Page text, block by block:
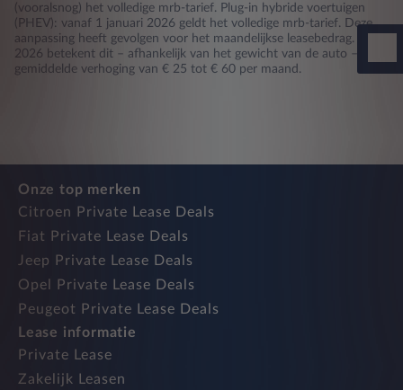
(vooralsnog) het volledige mrb-tarief. Plug-in hybride voertuigen
(PHEV): vanaf 1 januari 2026 geldt het volledige mrb-tarief. Deze
aanpassing heeft gevolgen voor het maandelijkse leasebedrag. Voor
2026 betekent dit – afhankelijk van het gewicht van de auto – een
gemiddelde verhoging van € 25 tot € 60 per maand.
Onze top merken
Citroen Private Lease Deals
Fiat Private Lease Deals
Jeep Private Lease Deals
Opel Private Lease Deals
Peugeot Private Lease Deals
Lease informatie
Private Lease
Zakelijk Leasen